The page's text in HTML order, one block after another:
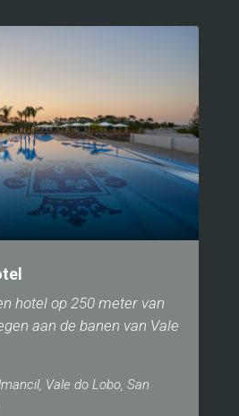
hotel op 250 meter van
aan de banen van Vale
Vale do Lobo, San